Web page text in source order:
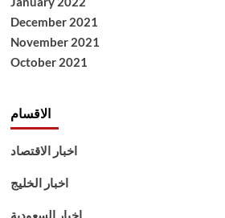
December 2021
November 2021
October 2021
الاقسام
اخبار الاقتصاد
اخبار الخليج
اخبار السعودية